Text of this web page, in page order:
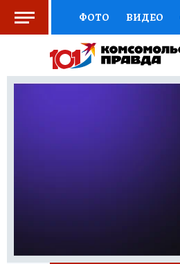
ФОТО ВИДЕО
СОЦПОДДЕРЖКА
ВЫБОР ЭКСПЕРТОВ